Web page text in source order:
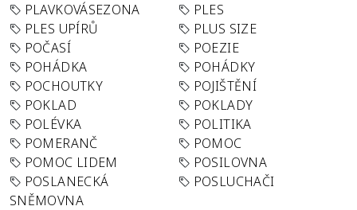
PLAVKOVÁSEZONA
PLES
PLES UPÍRŮ
PLUS SIZE
POČASÍ
POEZIE
POHÁDKA
POHÁDKY
POCHOUTKY
POJIŠTĚNÍ
POKLAD
POKLADY
POLÉVKA
POLITIKA
POMERANČ
POMOC
POMOC LIDEM
POSILOVNA
POSLANECKÁ
SNĚMOVNA
POSLUCHAČI